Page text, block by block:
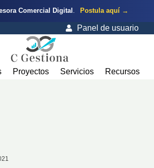
Comercial Digital . Postula aquí →
Panel de usuario
Proyectos Servicios Recursos